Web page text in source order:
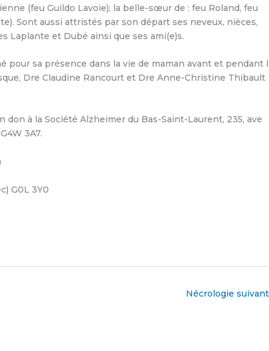
(feu Guildo Lavoie); la belle-sœur de : feu Roland, feu
Sont aussi attristés par son départ ses neveux, nièces,
Laplante et Dubé ainsi que ses ami(e)s.
pour sa présence dans la vie de maman avant et pendant
Dre Claudine Rancourt et Dre Anne-Christine Thibault
à la Société Alzheimer du Bas-Saint-Laurent, 235, ave
3A7.
G0L 3Y0
Nécrologie suivant